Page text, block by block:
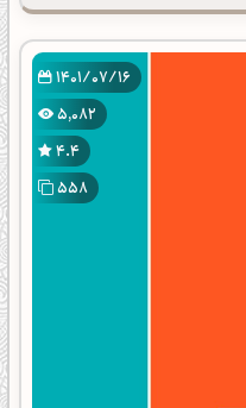
1401/07/16
5,082
4.4
558